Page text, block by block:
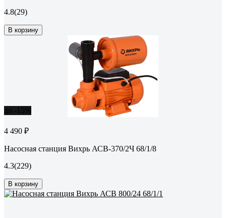
4.8(29)
В корзину
4 490 ₽
Насосная станция Вихрь АСВ-370/2Ч 68/1/8
4.3(229)
В корзину